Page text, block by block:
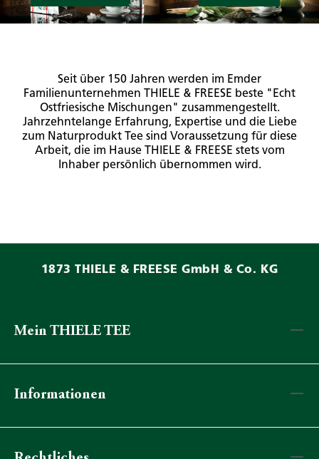
Seit über 150 Jahren werden im Emder
Familienunternehmen THIELE & FREESE beste "Echt
Ostfriesische Mischungen" zusammengestellt.
Jahrzehntelange Erfahrung, Expertise und die Liebe
zum Naturprodukt Tee sind Voraussetzung für diese
Arbeit, die im Hause THIELE & FREESE stets vom
Inhaber persönlich übernommen wird.
1873 THIELE & FREESE GmbH & Co. KG
Mein THIELE TEE
Informationen